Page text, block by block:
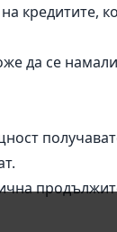
кредитите,
да се